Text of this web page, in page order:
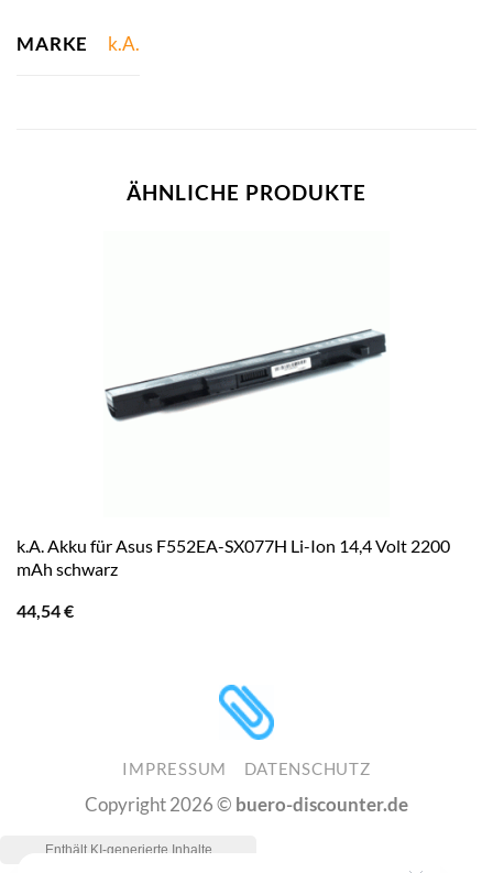
MARKE k.A.
ÄHNLICHE PRODUKTE
k.A. Akku für Asus F552EA-SX077H Li-Ion 14,4 Volt 2200
mAh schwarz
44,54€
IMPRESSUM DATENSCHUTZ
Copyright 2026 © buero-discounter.de